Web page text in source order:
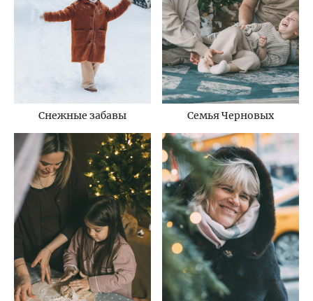
Снежные забавы Семья Черновых